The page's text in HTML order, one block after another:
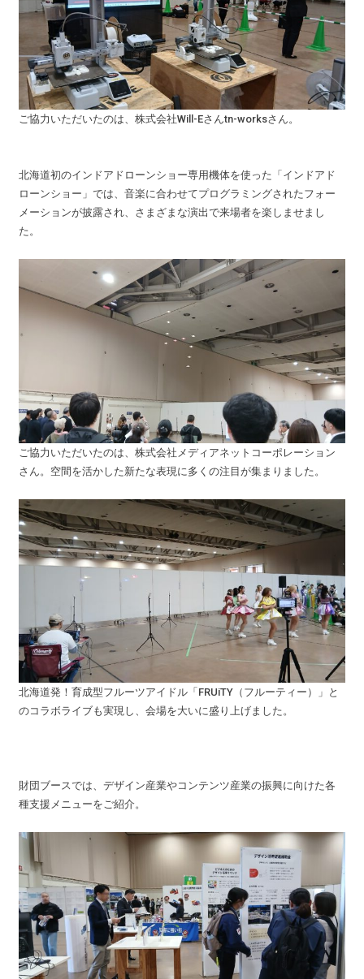
ご協力いただいたのは、株式会社Will-Eさんtn-worksさん。
北海道初のインドアドローンショー専用機体を使った「インドアド
ローンショー」では、音楽に合わせてプログラミングされたフォー
メーションが披露され、さまざまな演出で来場者を楽しませまし
た。
ご協力いただいたのは、株式会社メディアネットコーポレーション
さん。空間を活かした新たな表現に多くの注目が集まりました。
北海道発！育成型フルーツアイドル「FRUiTY（フルーティー）」と
のコラボライブも実現し、会場を大いに盛り上げました。
財団ブースでは、デザイン産業やコンテンツ産業の振興に向けた各
種支援メニューをご紹介。